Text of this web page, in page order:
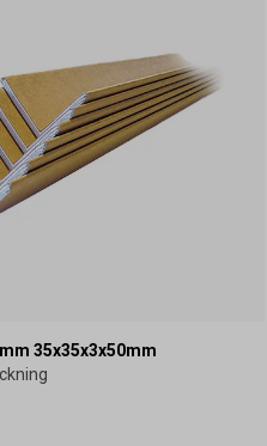
35x35x3x50mm